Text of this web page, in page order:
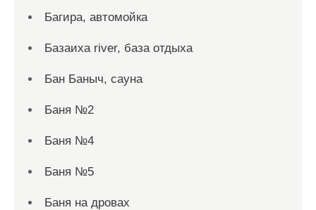
Багира, автомойка
Базаиха river, база отдыха
Бан Баныч, сауна
Баня №2
Баня №4
Баня №5
Баня на дровах